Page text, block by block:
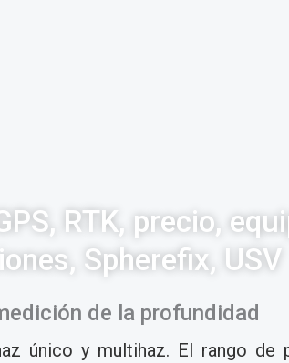
RTK, precio,
Spherefix, USV
de la profundidad
único y multihaz. El rango de